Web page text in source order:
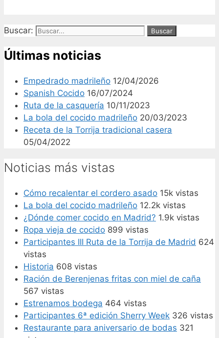
Buscar:
Últimas noticias
Empedrado madrileño 12/04/2026
Spanish Cocido 16/07/2024
Ruta de la casquería 10/11/2023
La bola del cocido madrileño 20/03/2023
Receta de la Torrija tradicional casera
05/04/2022
Noticias más vistas
Cómo recalentar el cordero asado 15k vistas
La bola del cocido madrileño 12.2k vistas
¿Dónde comer cocido en Madrid? 1.9k vistas
Ropa vieja de cocido 899 vistas
Participantes III Ruta de la Torrija de Madrid 624
vistas
Historia 608 vistas
Ración de Berenjenas fritas con miel de caña
567 vistas
Estrenamos bodega 464 vistas
Participantes 6ª edición Sherry Week 326 vistas
Restaurante para aniversario de bodas 321